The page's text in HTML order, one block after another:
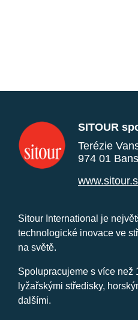
SITOUR
Terézie
974 01
Sitour International je
technologické inovace ve
na světě.
Spolupracujeme s více než
lyžařskými středisky,
dalšími.